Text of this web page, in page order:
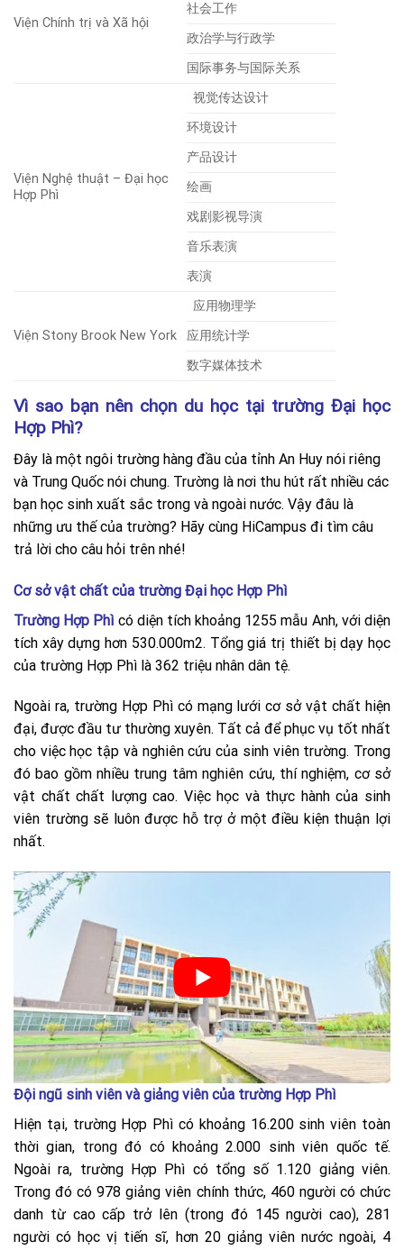
Viện Chính trị và Xã hội
社会工作
政治学与行政学
国际事务与国际关系
Viện Nghệ thuật – Đại học
Hợp Phì
视觉传达设计
环境设计
产品设计
绘画
戏剧影视导演
音乐表演
表演
Viện Stony Brook New York
应用物理学
应用统计学
数字媒体技术
Vì sao bạn nên chọn du học tại trường Đại học
Hợp Phì?
Đây là một ngôi trường hàng đầu của tỉnh An Huy nói riêng
và Trung Quốc nói chung. Trường là nơi thu hút rất nhiều các
bạn học sinh xuất sắc trong và ngoài nước. Vậy đâu là
những ưu thế của trường? Hãy cùng HiCampus đi tìm câu
trả lời cho câu hỏi trên nhé!
Cơ sở vật chất của trường Đại học Hợp Phì
Trường Hợp Phì có diện tích khoảng 1255 mẫu Anh, với diện
tích xây dựng hơn 530.000m2. Tổng giá trị thiết bị dạy học
của trường Hợp Phì là 362 triệu nhân dân tệ.
Ngoài ra, trường Hợp Phì có mạng lưới cơ sở vật chất hiện
đại, được đầu tư thường xuyên. Tất cả để phục vụ tốt nhất
cho việc học tập và nghiên cứu của sinh viên trường. Trong
đó bao gồm nhiều trung tâm nghiên cứu, thí nghiệm, cơ sở
vật chất chất lượng cao. Việc học và thực hành của sinh
viên trường sẽ luôn được hỗ trợ ở một điều kiện thuận lợi
nhất.
Đội ngũ sinh viên và giảng viên của trường Hợp Phì
Hiện tại, trường Hợp Phì có khoảng 16.200 sinh viên toàn
thời gian, trong đó có khoảng 2.000 sinh viên quốc tế.
Ngoài ra, trường Hợp Phì có tổng số 1.120 giảng viên.
Trong đó có 978 giảng viên chính thức, 460 người có chức
danh từ cao cấp trở lên (trong đó 145 người cao), 281
người có học vị tiến sĩ, hơn 20 giảng viên nước ngoài, 4